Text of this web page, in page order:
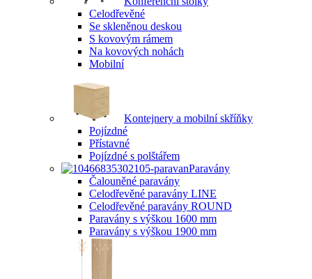
Celodřevěné
Se skleněnou deskou
S kovovým rámem
Na kovových nohách
Mobilní
Kontejnery a mobilní skříňky
Pojízdné
Přístavné
Pojízdné s polštářem
Paravány
Čalouněné paravány
Celodřevěné paravány LINE
Celodřevěné paravány ROUND
Paravány s výškou 1600 mm
Paravány s výškou 1900 mm